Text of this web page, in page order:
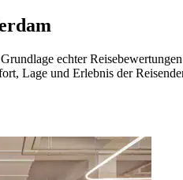
echter
Lage und Erlebnis der